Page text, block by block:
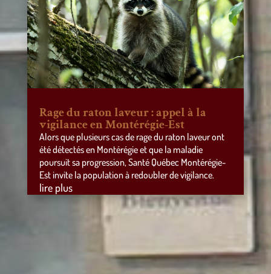
Rage du raton laveur : appel à la
vigilance en Montérégie-Est
Alors que plusieurs cas de rage du raton laveur ont
été détectés en Montérégie et que la maladie
poursuit sa progression, Santé Québec Montérégie-
Est invite la population à redoubler de vigilance.
lire plus